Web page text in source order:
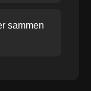
sammen